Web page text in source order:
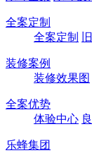
全案定制
全案定制
装修案例
装修效果图
全案优势
体验中心
乐蜂集团